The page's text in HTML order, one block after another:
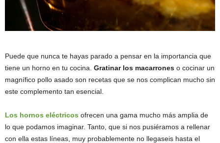
Puede que nunca te hayas parado a pensar en la importancia que
tiene un horno en tu cocina. Gratinar los macarrones o cocinar un
magnífico pollo asado son recetas que se nos complican mucho sin
este complemento tan esencial.
Los hornos eléctricos ofrecen una gama mucho más amplia de
lo que podamos imaginar. Tanto, que si nos pusiéramos a rellenar
con ella estas líneas, muy probablemente no llegaseis hasta el